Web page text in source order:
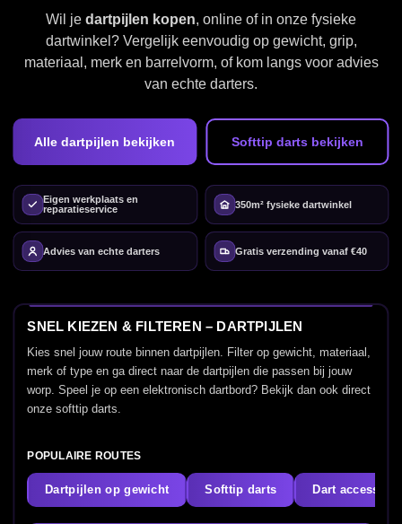
Wil je dartpijlen kopen, online of in onze fysieke
dartwinkel? Vergelijk eenvoudig op gewicht, grip,
materiaal, merk en barrelvorm, of kom langs voor advies
van echte darters.
Alle dartpijlen bekijken Softtip darts bekijken
Eigen werkplaats en
reparatieservice
350m² fysieke dartwinkel
Advies van echte darters Gratis verzending vanaf €40
SNEL KIEZEN & FILTEREN – DARTPIJLEN
Kies snel jouw route binnen dartpijlen. Filter op gewicht, materiaal,
merk of type en ga direct naar de dartpijlen die passen bij jouw
worp. Speel je op een elektronisch dartbord? Bekijk dan ook direct
onze softtip darts.
POPULAIRE ROUTES
Dartpijlen op gewicht Softtip darts Dart